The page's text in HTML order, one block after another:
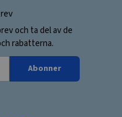
och ta del av de
rabatterna.
Abonner